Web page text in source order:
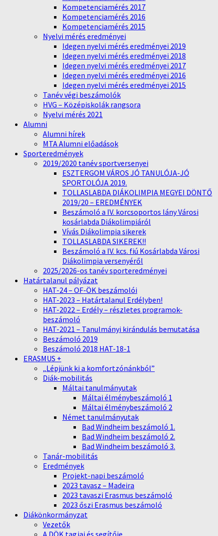
Kompetenciamérés 2017
Kompetenciamérés 2016
Kompetenciamérés 2015
Nyelvi mérés eredményei
Idegen nyelvi mérés eredményei 2019
Idegen nyelvi mérés eredményei 2018
Idegen nyelvi mérés eredményei 2017
Idegen nyelvi mérés eredményei 2016
Idegen nyelvi mérés eredményei 2015
Tanév végi beszámolók
HVG – Középiskolák rangsora
Nyelvi mérés 2021
Alumni
Alumni hírek
MTA Alumni előadások
Sporteredmények
2019/2020 tanév sportversenyei
ESZTERGOM VÁROS JÓ TANULÓJA-JÓ
SPORTOLÓJA 2019.
TOLLASLABDA DIÁKOLIMPIA MEGYEI DÖNTŐ
2019/20 – EREDMÉNYEK
Beszámoló a IV. korcsoportos lány Városi
kosárlabda Diákolimpiáról
Vívás Diákolimpia sikerek
TOLLASLABDA SIKEREK!!
Beszámoló a IV. kcs. fiú Kosárlabda Városi
Diákolimpia versenyéről
2025/2026-os tanév sporteredményei
Határtalanul pályázat
HAT-24 – OF-ÖK beszámolói
HAT-2023 – Határtalanul Erdélyben!
HAT-2022 – Erdély – részletes programok-
beszámoló
HAT-2021 – Tanulmányi kirándulás bemutatása
Beszámoló 2019
Beszámoló 2018 HAT-18-1
ERASMUS +
„Lépjünk ki a komfortzónánkból”
Diák-mobilitás
Máltai tanulmányutak
Máltai élménybeszámoló 1
Máltai élménybeszámoló 2
Német tanulmányutak
Bad Windheim beszámoló 1.
Bad Windheim beszámoló 2.
Bad Windheim beszámoló 3.
Tanár-mobilitás
Eredmények
Projekt-napi beszámoló
2023 tavasz – Madeira
2023 tavaszi Erasmus beszámoló
2023 őszi Erasmus beszámoló
Diákönkormányzat
Vezetők
A DÖK tagjai és segítője